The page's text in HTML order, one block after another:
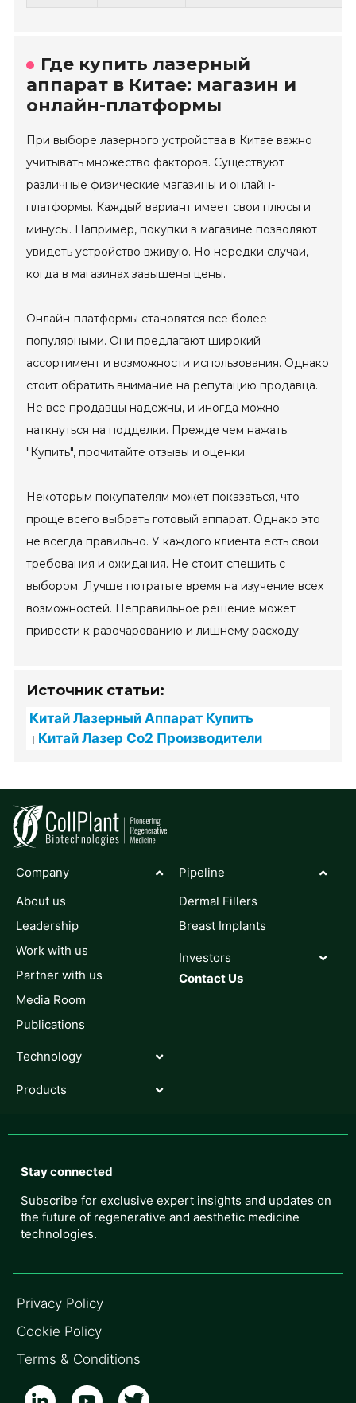
Где купить лазерный
аппарат в Китае: магазин и
онлайн-платформы
При выборе лазерного устройства в Китае важно
учитывать множество факторов. Существуют
различные физические магазины и онлайн-
платформы. Каждый вариант имеет свои плюсы и
минусы. Например, покупки в магазине позволяют
увидеть устройство вживую. Но нередки случаи,
когда в магазинах завышены цены.
Онлайн-платформы становятся все более
популярными. Они предлагают широкий
ассортимент и возможности использования. Однако
стоит обратить внимание на репутацию продавца.
Не все продавцы надежны, и иногда можно
наткнуться на подделки. Прежде чем нажать
"Купить", прочитайте отзывы и оценки.
Некоторым покупателям может показаться, что
проще всего выбрать готовый аппарат. Однако это
не всегда правильно. У каждого клиента есть свои
требования и ожидания. Не стоит спешить с
выбором. Лучше потратьте время на изучение всех
возможностей. Неправильное решение может
привести к разочарованию и лишнему расходу.
Источник статьи:
Китай Лазерный Аппарат Купить
Китай Лазер Co2 Производители
Company
About us
Leadership
Work with us
Partner with us
Media Room
Publications
Technology
Products
Pipeline
Dermal Fillers
Breast Implants
Investors
Contact Us
Stay connected
Subscribe for exclusive expert insights and updates on
the future of regenerative and aesthetic medicine
technologies.
Privacy Policy
Cookie Policy
Terms & Conditions